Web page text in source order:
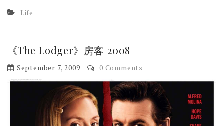
Life
《The Lodger》房客 2008
September 7, 2009 0 Comments